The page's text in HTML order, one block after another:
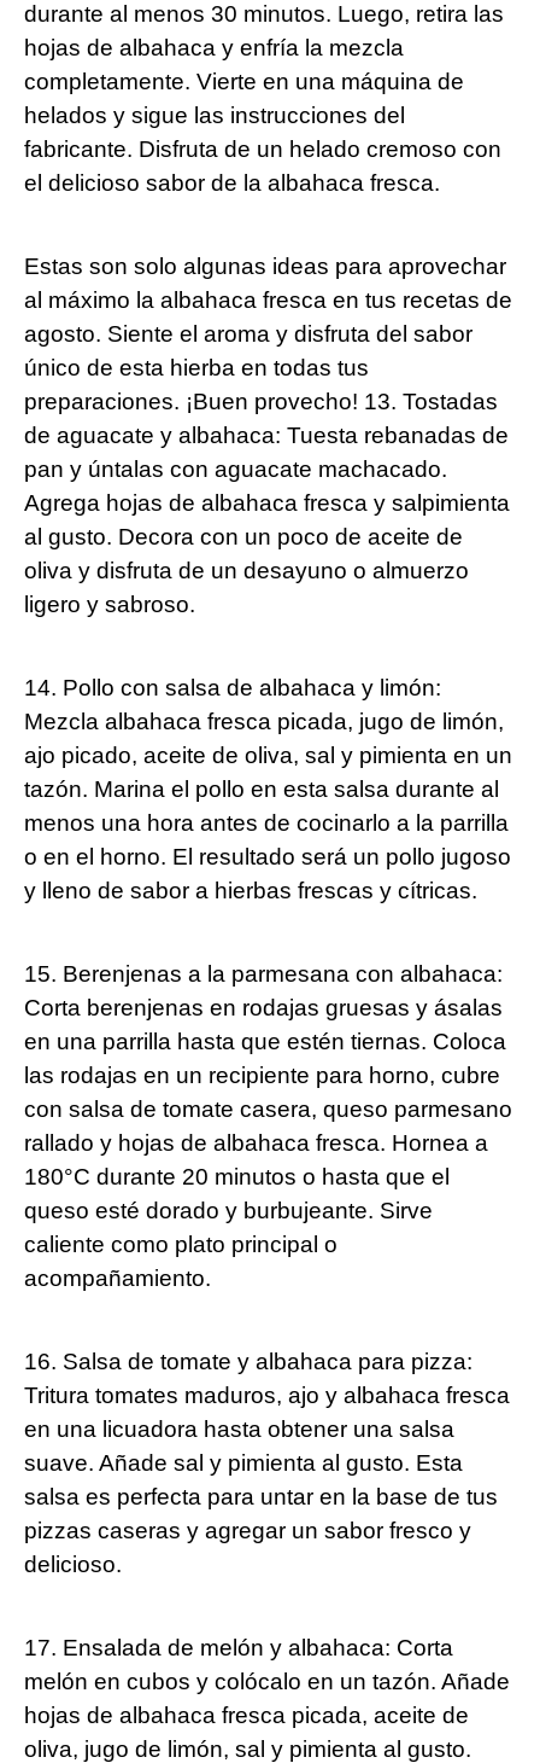
durante al menos 30 minutos. Luego, retira las
hojas de albahaca y enfría la mezcla
completamente. Vierte en una máquina de
helados y sigue las instrucciones del
fabricante. Disfruta de un helado cremoso con
el delicioso sabor de la albahaca fresca.
Estas son solo algunas ideas para aprovechar
al máximo la albahaca fresca en tus recetas de
agosto. Siente el aroma y disfruta del sabor
único de esta hierba en todas tus
preparaciones. ¡Buen provecho! 13. Tostadas
de aguacate y albahaca: Tuesta rebanadas de
pan y úntalas con aguacate machacado.
Agrega hojas de albahaca fresca y salpimienta
al gusto. Decora con un poco de aceite de
oliva y disfruta de un desayuno o almuerzo
ligero y sabroso.
14. Pollo con salsa de albahaca y limón:
Mezcla albahaca fresca picada, jugo de limón,
ajo picado, aceite de oliva, sal y pimienta en un
tazón. Marina el pollo en esta salsa durante al
menos una hora antes de cocinarlo a la parrilla
o en el horno. El resultado será un pollo jugoso
y lleno de sabor a hierbas frescas y cítricas.
15. Berenjenas a la parmesana con albahaca:
Corta berenjenas en rodajas gruesas y ásalas
en una parrilla hasta que estén tiernas. Coloca
las rodajas en un recipiente para horno, cubre
con salsa de tomate casera, queso parmesano
rallado y hojas de albahaca fresca. Hornea a
180°C durante 20 minutos o hasta que el
queso esté dorado y burbujeante. Sirve
caliente como plato principal o
acompañamiento.
16. Salsa de tomate y albahaca para pizza:
Tritura tomates maduros, ajo y albahaca fresca
en una licuadora hasta obtener una salsa
suave. Añade sal y pimienta al gusto. Esta
salsa es perfecta para untar en la base de tus
pizzas caseras y agregar un sabor fresco y
delicioso.
17. Ensalada de melón y albahaca: Corta
melón en cubos y colócalo en un tazón. Añade
hojas de albahaca fresca picada, aceite de
oliva, jugo de limón, sal y pimienta al gusto.